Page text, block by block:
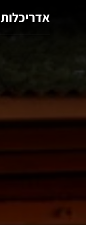
אדריכלות